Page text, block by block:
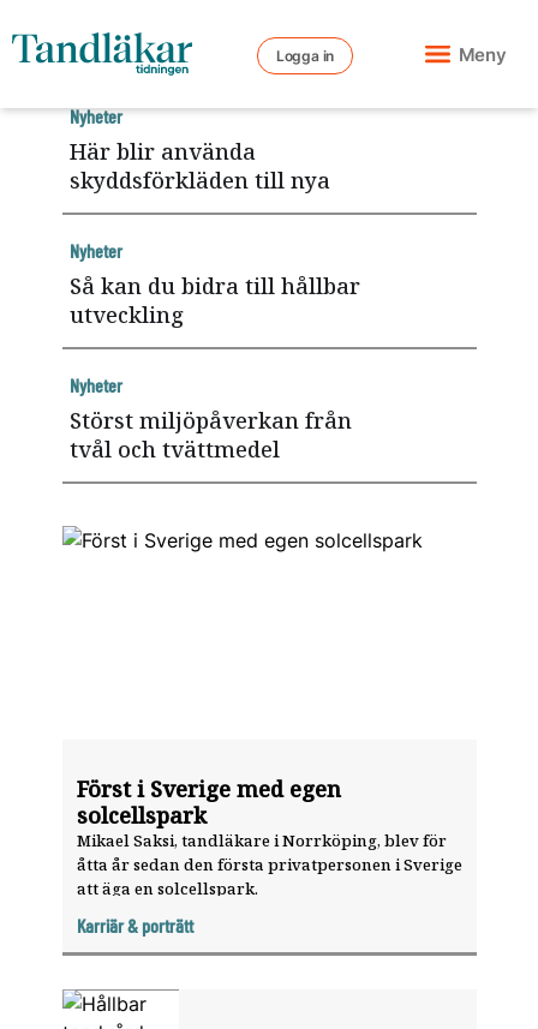
Logga in Meny
Först i Sverige med egen
solcellspark
Mikael Saksi, tandläkare i ­Norrköping, blev för
åtta år sedan den första privatpersonen i Sverige
att äga en solcells­park.
Karriär & porträtt
Här blir använda
skyddsförkläden till nya
Nyheter
Så kan du bidra till hållbar
utveckling
Nyheter
Störst miljöpåverkan från
tvål och tvättmedel
Nyheter